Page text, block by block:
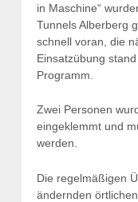
in Maschine“
Tunnels Alberberg
schnell voran, die
Einsatzübung
Programm.
Zwei Personen
eingeklemmt und
werden.
Die regelmäßigen
ändernden